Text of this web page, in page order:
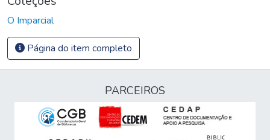
O Imparcial
Página do item completo
PARCEIROS